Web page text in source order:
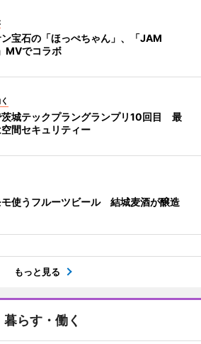
宝石の「ほっぺちゃん」、「JAM
MVでコラボ
茨城テックプラングランプリ10回目 最
間セキュリティー
モ使うフルーツビール 結城麦酒が醸造
もっと見る
暮らす・働く